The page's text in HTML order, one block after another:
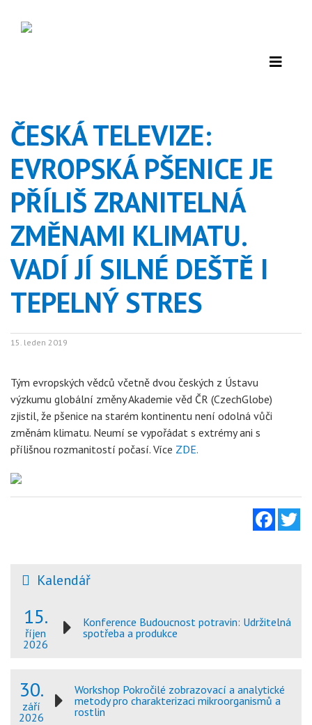
ČESKÁ TELEVIZE:
EVROPSKÁ PŠENICE JE
PŘÍLIŠ ZRANITELNÁ
ZMĚNAMI KLIMATU.
VADÍ JÍ SILNÉ DEŠTĚ I
TEPELNÝ STRES
15. leden 2019
Tým evropských vědců včetně dvou českých z Ústavu
výzkumu globální změny Akademie věd ČR (CzechGlobe)
zjistil, že pšenice na starém kontinentu není odolná vůči
změnám klimatu. Neumí se vypořádat s extrémy ani s
přílišnou rozmanitostí počasí. Více ZDE.
Kalendář
15.
říjen
2026
Konference Budoucnost potravin: Udržitelná
spotřeba a produkce
30.
září
2026
Workshop Pokročilé zobrazovací a analytické
metody pro charakterizaci mikroorganismů a
rostlin